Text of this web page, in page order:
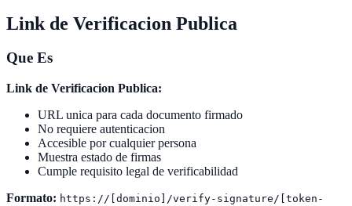
Link de Verificacion Publica
Que Es
Link de Verificacion Publica:
URL unica para cada documento firmado
No requiere autenticacion
Accesible por cualquier persona
Muestra estado de firmas
Cumple requisito legal de verificabilidad
Formato: https://[dominio]/verify-signature/[token-